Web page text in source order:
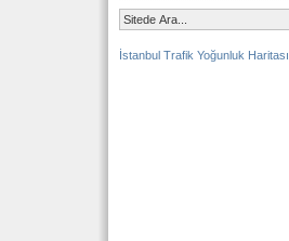
İstanbul Trafik Yoğunluk Haritası